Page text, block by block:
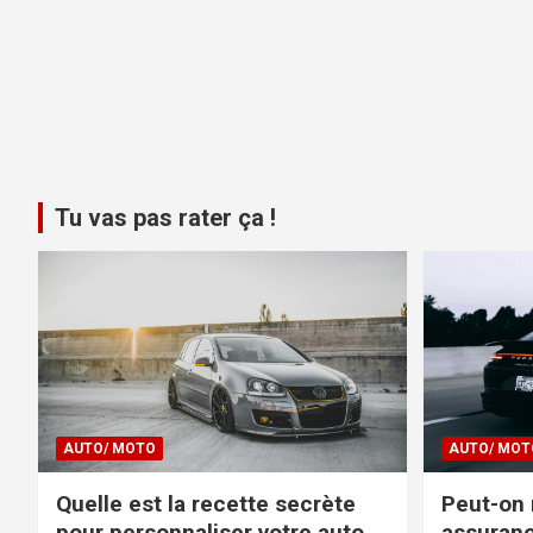
Tu vas pas rater ça !
AUTO/ MOTO
Quelle est la recette secrète
AUTO/
Peut-on